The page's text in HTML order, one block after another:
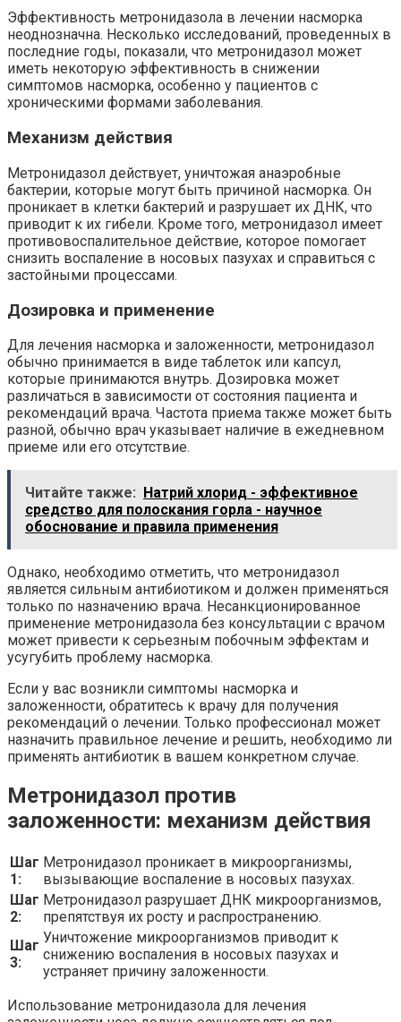
Эффективность метронидазола в лечении насморка
неоднозначна. Несколько исследований, проведенных в
последние годы, показали, что метронидазол может
иметь некоторую эффективность в снижении
симптомов насморка, особенно у пациентов с
хроническими формами заболевания.
Механизм действия
Метронидазол действует, уничтожая анаэробные
бактерии, которые могут быть причиной насморка. Он
проникает в клетки бактерий и разрушает их ДНК, что
приводит к их гибели. Кроме того, метронидазол имеет
противовоспалительное действие, которое помогает
снизить воспаление в носовых пазухах и справиться с
застойными процессами.
Дозировка и применение
Для лечения насморка и заложенности, метронидазол
обычно принимается в виде таблеток или капсул,
которые принимаются внутрь. Дозировка может
различаться в зависимости от состояния пациента и
рекомендаций врача. Частота приема также может быть
разной, обычно врач указывает наличие в ежедневном
приеме или его отсутствие.
Читайте также:
Натрий хлорид - эффективное
средство для полоскания горла - научное
обоснование и правила применения
Однако, необходимо отметить, что метронидазол
является сильным антибиотиком и должен применяться
только по назначению врача. Несанкционированное
применение метронидазола без консультации с врачом
может привести к серьезным побочным эффектам и
усугубить проблему насморка.
Если у вас возникли симптомы насморка и
заложенности, обратитесь к врачу для получения
рекомендаций о лечении. Только профессионал может
назначить правильное лечение и решить, необходимо ли
применять антибиотик в вашем конкретном случае.
Метронидазол против
заложенности: механизм действия
Шаг
1:
Метронидазол проникает в микроорганизмы,
вызывающие воспаление в носовых пазухах.
Шаг
2:
Метронидазол разрушает ДНК микроорганизмов,
препятствуя их росту и распространению.
Шаг
3:
Уничтожение микроорганизмов приводит к
снижению воспаления в носовых пазухах и
устраняет причину заложенности.
Использование метронидазола для лечения